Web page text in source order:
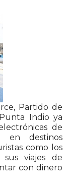
Partido de
Indio ya
de
en destinos
como los
sus viajes de
con dinero